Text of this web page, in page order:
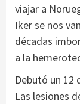
viajar a
Iker se nos
décadas
a la
Debutó un 12
Las lesiones